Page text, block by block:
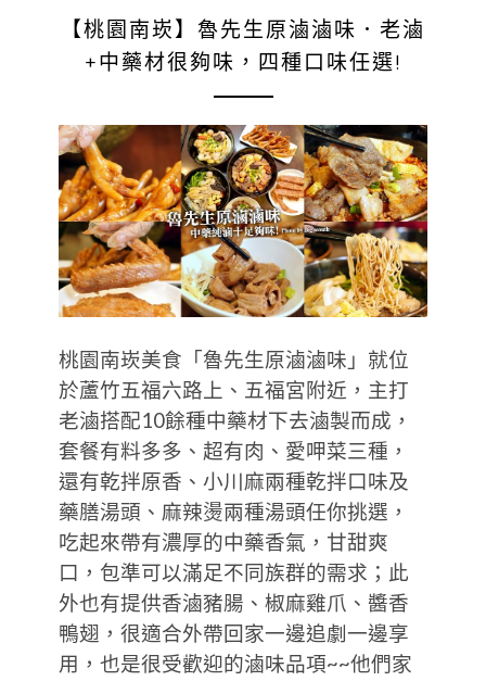
【桃園南崁】魯先生原滷滷味．老滷
+中藥材很夠味，四種口味任選!
桃園南崁美食「魯先生原滷滷味」就位
於蘆竹五福六路上、五福宮附近，主打
老滷搭配10餘種中藥材下去滷製而成，
套餐有料多多、超有肉、愛呷菜三種，
還有乾拌原香、小川麻兩種乾拌口味及
藥膳湯頭、麻辣燙兩種湯頭任你挑選，
吃起來帶有濃厚的中藥香氣，甘甜爽
口，包準可以滿足不同族群的需求；此
外也有提供香滷豬腸、椒麻雞爪、醬香
鴨翅，很適合外帶回家一邊追劇一邊享
用，也是很受歡迎的滷味品項~~他們家